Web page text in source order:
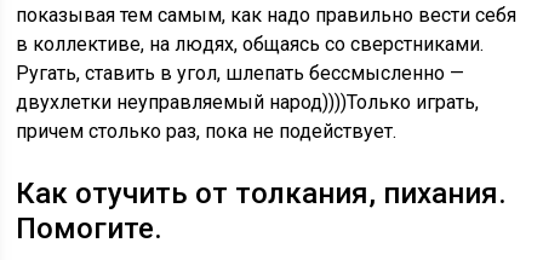
показывая тем самым, как надо правильно вести себя
в коллективе, на людях, общаясь со сверстниками.
Ругать, ставить в угол, шлепать бессмысленно —
двухлетки неуправляемый народ))))Только играть,
причем столько раз, пока не подействует.
Как отучить от толкания, пихания.
Помогите.